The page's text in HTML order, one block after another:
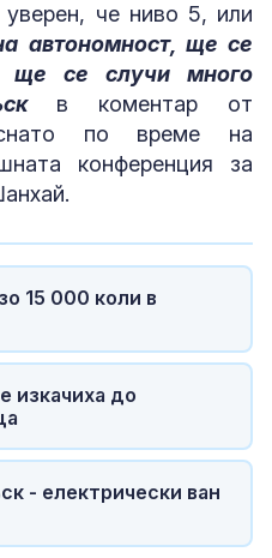
че ниво 5, или
автономност, ще се
ще се случи много
в коментар от
по време на
конференция за
15 000 коли в
изкачиха до
- електрически ван